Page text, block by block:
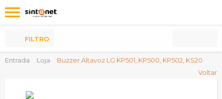
Entrada Loja
Buzzer Altavoz LG KP501, KP500, KP502, KS20
Voltar
FILTRO